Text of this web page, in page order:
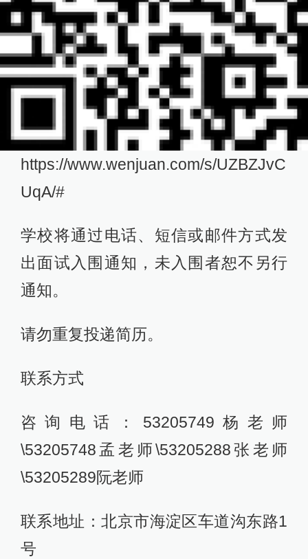
https://www.wenjuan.com/s/UZBZJvC
UqA/#
学校将通过电话、短信或邮件方式发
出面试入围通知，未入围者恕不另行
通知。
请勿重复投递简历。
联系方式
咨询电话：53205749杨老师
\53205748孟老师\53205288张老师
\53205289阮老师
联系地址：北京市海淀区车道沟东路1
号